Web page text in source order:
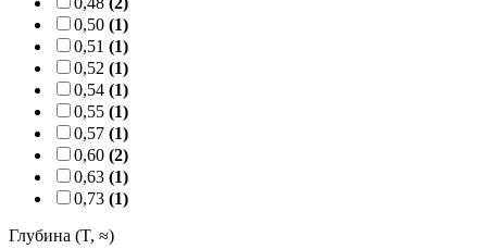
0,50 (1)
0,51 (1)
0,52 (1)
0,54 (1)
0,55 (1)
0,57 (1)
0,60 (2)
0,63 (1)
0,73 (1)
Глубина (T, ≈)